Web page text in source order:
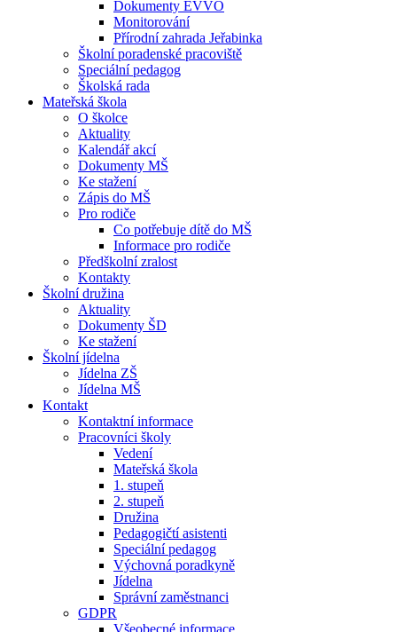
Dokumenty EVVO
Monitorování
Přírodní zahrada Jeřabinka
Školní poradenské pracoviště
Speciální pedagog
Školská rada
Mateřská škola
O školce
Aktuality
Kalendář akcí
Dokumenty MŠ
Ke stažení
Zápis do MŠ
Pro rodiče
Co potřebuje dítě do MŠ
Informace pro rodiče
Předškolní zralost
Kontakty
Školní družina
Aktuality
Dokumenty ŠD
Ke stažení
Školní jídelna
Jídelna ZŠ
Jídelna MŠ
Kontakt
Kontaktní informace
Pracovníci školy
Vedení
Mateřská škola
1. stupeň
2. stupeň
Družina
Pedagogičtí asistenti
Speciální pedagog
Výchovná poradkyně
Jídelna
Správní zaměstnanci
GDPR
Všeobecné informace